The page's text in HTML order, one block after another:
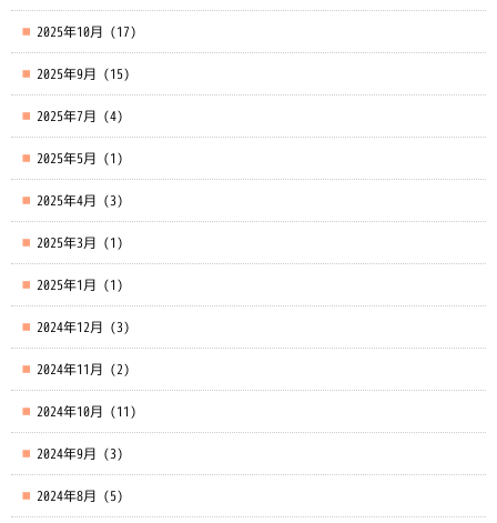
2025年10月 (17)
2025年9月 (15)
2025年7月 (4)
2025年5月 (1)
2025年4月 (3)
2025年3月 (1)
2025年1月 (1)
2024年12月 (3)
2024年11月 (2)
2024年10月 (11)
2024年9月 (3)
2024年8月 (5)